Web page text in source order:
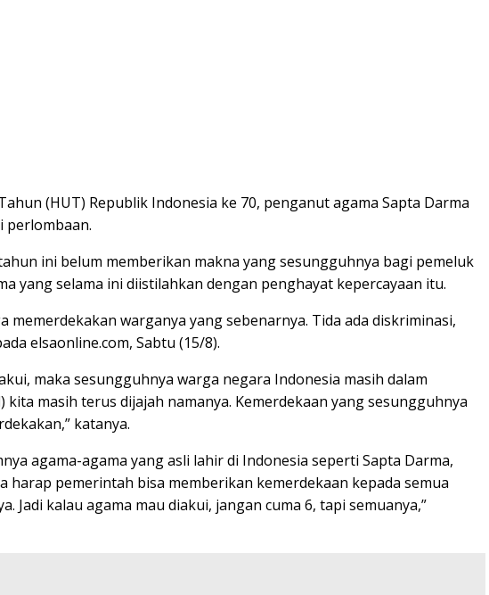
(HUT) Republik Indonesia ke 70, penganut agama Sapta Darma
perlombaan.
ini belum memberikan makna yang sesungguhnya bagi pemeluk
yang selama ini diistilahkan dengan penghayat kepercayaan itu.
warganya yang sebenarnya. Tida ada diskriminasi,
elsaonline.com, Sabtu (15/8).
maka sesungguhnya warga negara Indonesia masih dalam
masih terus dijajah namanya. Kemerdekaan yang sesungguhnya
katanya.
agama-agama yang asli lahir di Indonesia seperti Sapta Darma,
harap pemerintah bisa memberikan kemerdekaan kepada semua
kalau agama mau diakui, jangan cuma 6, tapi semuanya,”